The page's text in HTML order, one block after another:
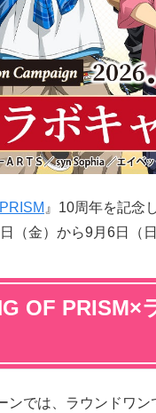
』10周年を記念
（金）から9月6日（
OF
ンでは、ラウンドワ